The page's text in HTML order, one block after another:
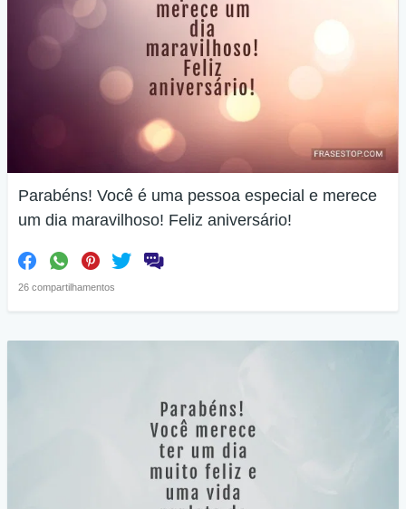
Parabéns! Você é uma pessoa especial e merece
um dia maravilhoso! Feliz aniversário!
26 compartilhamentos